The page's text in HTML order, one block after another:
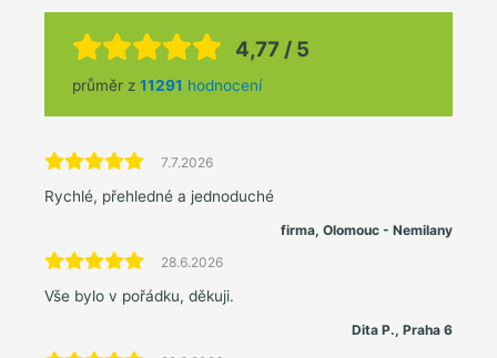
4,77 / 5
průměr z 11291 hodnocení
7.7.2026
Rychlé, přehledné a jednoduché
firma, Olomouc - Nemilany
28.6.2026
Vše bylo v pořádku, děkuji.
Dita P., Praha 6